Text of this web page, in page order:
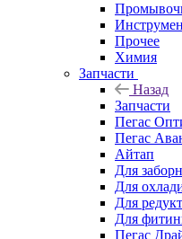
Прочее
Химия
Запчасти
Назад
Запчасти
Пегас
Пегас
Айтап
Для
Для
Для
Для
Пегас